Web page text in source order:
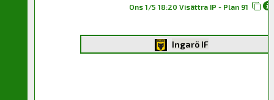
Ons 1/5 18:20 Visättra IP - Plan 91
Ingarö IF